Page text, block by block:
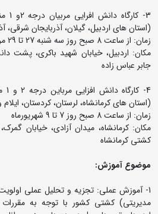
(استان های اردبیل، گیلان، آذربایجان شرقی،
زمان: از ساعت 8 صبح روز سه شنبه 27 تا 29 مردادماه
مکان: اردبیل، خیابان شهید باکری، پشت
جابر عباس زاده
(استان های کرمانشاه، لرستان، کردستان،
زمان: از ساعت 8 صبح روز 7 تا 9 شهریورماه
مکان: کرمانشاه، میدان آزادی، خیابان
کشتی کرمانشاه
موضوع آموزش:
1- آموزش عملی: تجزیه و تحلیل عملی